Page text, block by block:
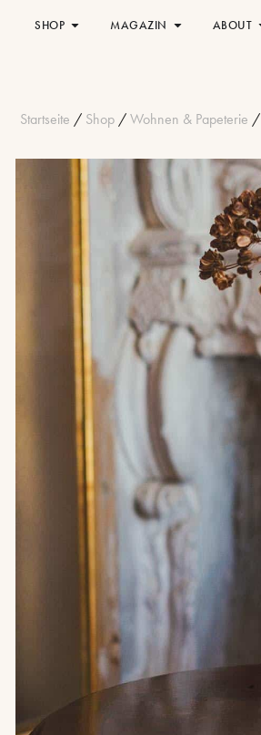
SHOP MAGAZIN ABOUT
Startseite / Shop /Wohnen & Papeterie /